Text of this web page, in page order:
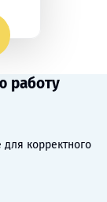
работу
корректного